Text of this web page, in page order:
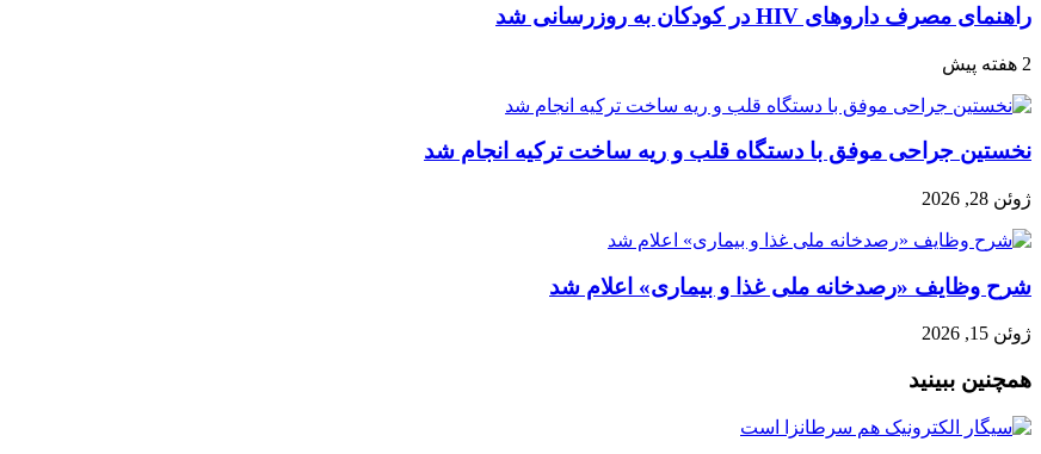
راهنمای مصرف داروهای HIV در کودکان به روزرسانی شد
2 هفته پیش
نخستین جراحی موفق با دستگاه قلب و ریه ساخت ترکیه انجام شد
ژوئن 28, 2026
شرح وظایف «رصدخانه ملی غذا و بیماری» اعلام شد
ژوئن 15, 2026
همچنین ببینید